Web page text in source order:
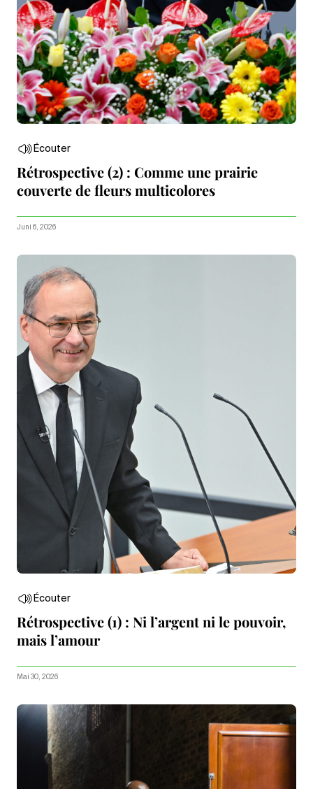
Écouter
Rétrospective (2) : Comme une prairie
couverte de fleurs multicolores
Juni 6, 2026
Écouter
Rétrospective (1) : Ni l’argent ni le pouvoir,
mais l’amour
Mai 30, 2026